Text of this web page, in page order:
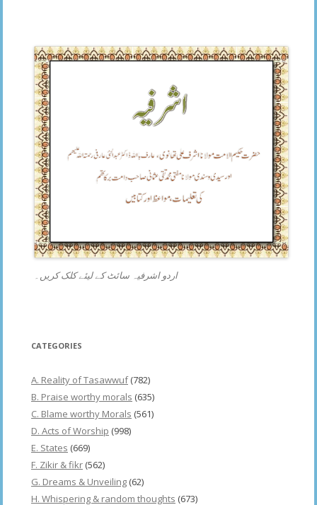
اردو اشرفیہ سائٹ کے لیئے کلک کریں۔
CATEGORIES
A. Reality of Tasawwuf(782)
B. Praise worthy morals (635)
C. Blame worthy Morals (561)
D. Acts of Worship (998)
E. States (669)
F. Zikir & fikr (562)
G. Dreams & Unveiling (62)
H. Whispering & random thoughts (673)